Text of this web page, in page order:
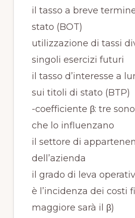
il tasso a breve
stato (BOT)
utilizzazione di tassi
singoli esercizi futuri
il tasso d’interesse a
sui titoli di stato (BTP)
-coefficiente β: tre
che lo influenzano
il settore di
dell’azienda
il grado di leva
è l’incidenza dei costi
maggiore sarà il β)